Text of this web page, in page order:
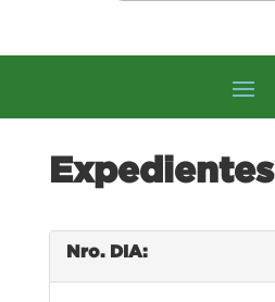
Expedientes
Nro. DIA: